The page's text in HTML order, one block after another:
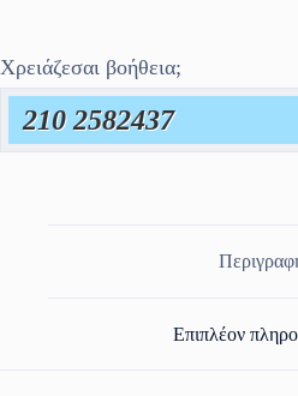
Χρειάζεσαι βοήθεια;
210 2582437
Επιπλέον